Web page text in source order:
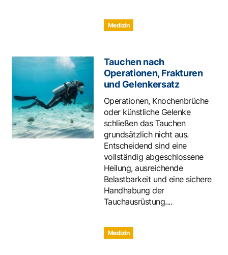
Medizin
Tauchen nach
Operationen, Frakturen
und Gelenkersatz
Operationen, Knochenbrüche
oder künstliche Gelenke
schließen das Tauchen
grundsätzlich nicht aus.
Entscheidend sind eine
vollständig abgeschlossene
Heilung, ausreichende
Belastbarkeit und eine sichere
Handhabung der
Tauchausrüstung....
Medizin